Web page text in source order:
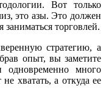
Вот только
это азы. Это должен
торговлей.
стратегию, а
опыт, вы заметите
одновременно много
хватать, а откуда ее